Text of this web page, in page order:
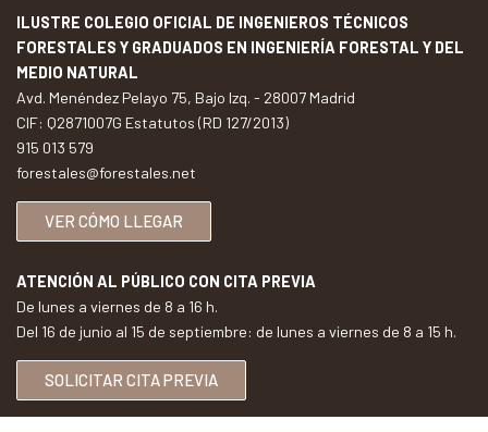
ILUSTRE COLEGIO OFICIAL DE INGENIEROS TÉCNICOS
FORESTALES Y GRADUADOS EN INGENIERÍA FORESTAL Y DEL
MEDIO NATURAL
Avd. Menéndez Pelayo 75, Bajo Izq. - 28007 Madrid
CIF: Q2871007G Estatutos (RD 127/2013)
915 013 579
forestales@forestales.net
VER CÓMO LLEGAR
ATENCIÓN AL PÚBLICO CON CITA PREVIA
De lunes a viernes de 8 a 16 h.
Del 16 de junio al 15 de septiembre: de lunes a viernes de 8 a 15 h.
SOLICITAR CITA PREVIA